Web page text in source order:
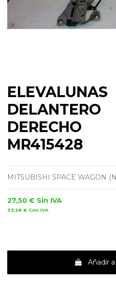
ELEVALUNAS
DELANTERO
DERECHO
MR415428
MITSUBISHI SPACE WAGON
27,50 € Sin IVA
33,28 € Con IVA
Añadir